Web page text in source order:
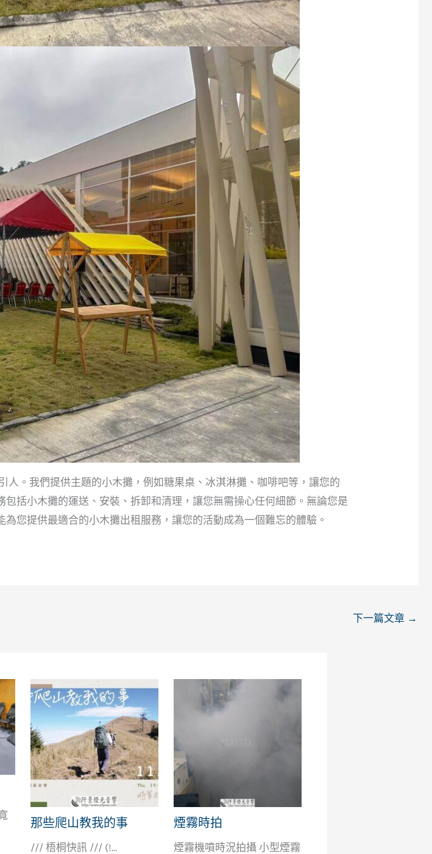
。我們提供主題的小木攤，例如糖果桌、冰淇淋攤、咖啡吧等，讓您的
括小木攤的運送、安裝、拆卸和清理，讓您無需操心任何細節。無論您是
您提供最適合的小木攤出租服務，讓您的活動成為一個難忘的體驗。
下一篇文章 →
那些爬山教我的事
/// 梧桐快訊 /// (!...
煙霧時拍
煙霧機噴時況拍攝 小型煙霧